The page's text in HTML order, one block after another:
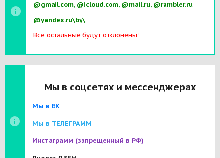
@gmail.com, @icloud.com, @mail.ru, @rambler.ru
@yandex.ru\by\
Все остальные будут отклонены!
Мы в соцсетях и мессенджерах
Мы в ВК
Мы в ТЕЛЕГРАММ
Инстаграмм (запрещенный в РФ)